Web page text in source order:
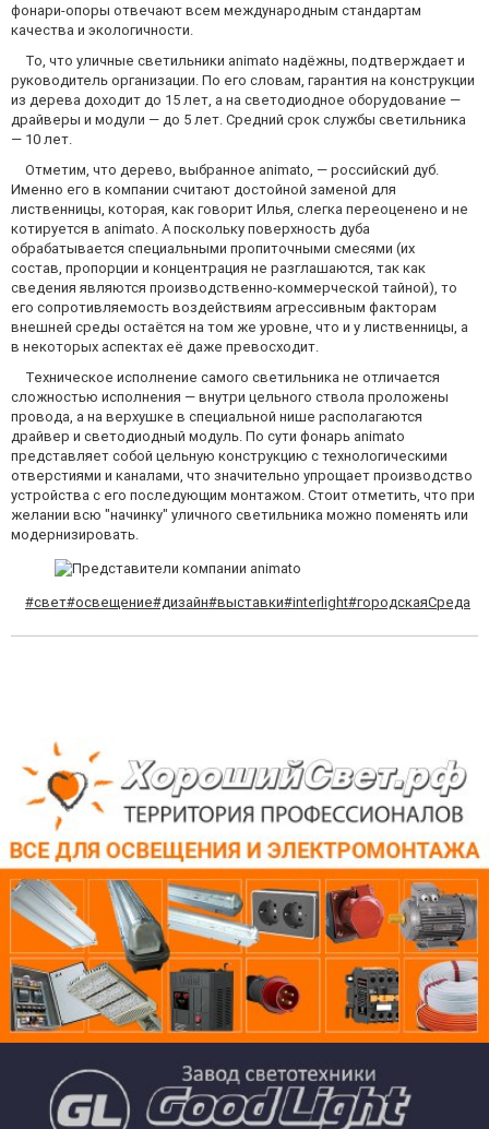
фонари-опоры отвечают всем международным стандартам
качества и экологичности.
То, что уличные светильники animato надёжны, подтверждает и
руководитель организации. По его словам, гарантия на конструкции
из дерева доходит до 15 лет, а на светодиодное оборудование —
драйверы и модули — до 5 лет. Средний срок службы светильника
— 10 лет.
Отметим, что дерево, выбранное animato, — российский дуб.
Именно его в компании считают достойной заменой для
лиственницы, которая, как говорит Илья, слегка переоценено и не
котируется в animato. А поскольку поверхность дуба
обрабатывается специальными пропиточными смесями (их
состав, пропорции и концентрация не разглашаются, так как
сведения являются производственно-коммерческой тайной), то
его сопротивляемость воздействиям агрессивным факторам
внешней среды остаётся на том же уровне, что и у лиственницы, а
в некоторых аспектах её даже превосходит.
Техническое исполнение самого светильника не отличается
сложностью исполнения — внутри цельного ствола проложены
провода, а на верхушке в специальной нише располагаются
драйвер и светодиодный модуль. По сути фонарь animato
представляет собой цельную конструкцию с технологическими
отверстиями и каналами, что значительно упрощает производство
устройства с его последующим монтажом. Стоит отметить, что при
желании всю "начинку" уличного светильника можно поменять или
модернизировать.
#свет#освещение#дизайн#выставки#interlight#городскаяСреда